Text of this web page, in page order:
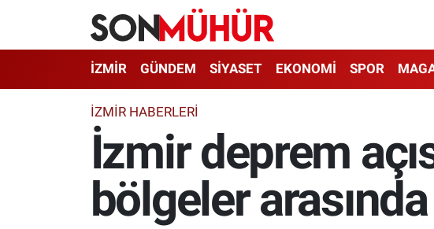
İZMİR GÜNDEM SİYASET EKONOMİ SPOR
İZMIR HABERLERI
İzmir deprem
bölgeler
İzmir Nöbetçi Eczaneler
İzmir Hava Durumu
İzmir Namaz Vakitleri
İzmir Trafik Yoğunluk Haritası
Süper Lig Puan Durumu ve Fikstür